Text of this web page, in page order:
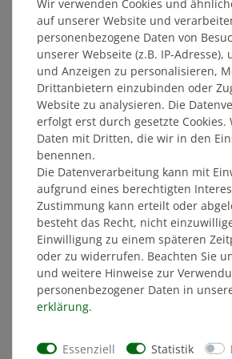
JAKO Aufwärmpullover
25/26 Herren
53,00 €
MITGLIEDERPREIS: 50,35 €
SONDERANGEBOT
JAKO Freizeit JAKO
Wir verwenden Cookies und
auf unserer Website und
personenbezogene Daten von
unserer Webseite (z.B. IP-Adresse),
und Anzeigen zu personalisieren,
Drittanbietern einzubinden oder
Website zu analysieren. Die
erfolgt erst durch gesetzte Cookies.
Daten mit Dritten, die wir in den
benennen.
Die Datenverarbeitung kann mit
aufgrund eines berechtigten
Zustimmung kann erteilt oder
besteht das Recht, nicht
Einwilligung zu einem späteren
oder zu widerrufen. Beachten Sie
und weitere Hinweise zur
personenbezogener Daten in
erklärung.
Essenziell Statistik